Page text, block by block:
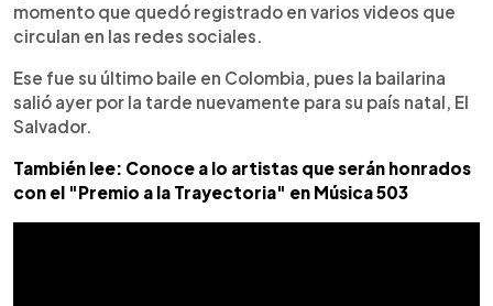
momento que quedó registrado en varios videos que
circulan en las redes sociales.
Ese fue su último baile en Colombia, pues la bailarina
salió ayer por la tarde nuevamente para su país natal, El
Salvador.
También lee: Conoce a lo artistas que serán honrados
con el "Premio a la Trayectoria" en Música 503